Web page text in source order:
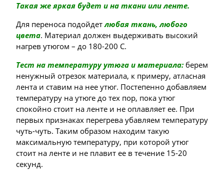
Такая же яркая будет и на ткани или ленте.
Для переноса подойдетлюбая ткань, любого
цвета. Материал должен выдерживать высокий
нагрев утюгом – до 180-200 С.
Тест на температуру утюга и материала: берем
ненужный отрезок материала, к примеру, атласная
лента и ставим на нее утюг. Постепенно добавляем
температуру на утюге до тех пор, пока утюг
спокойно стоит на ленте и не оплавляет ее. При
первых признаках перегрева убавляем температуру
чуть-чуть. Таким образом находим такую
максимальную температуру, при которой утюг
стоит на ленте и не плавит ее в течение 15-20
секунд.